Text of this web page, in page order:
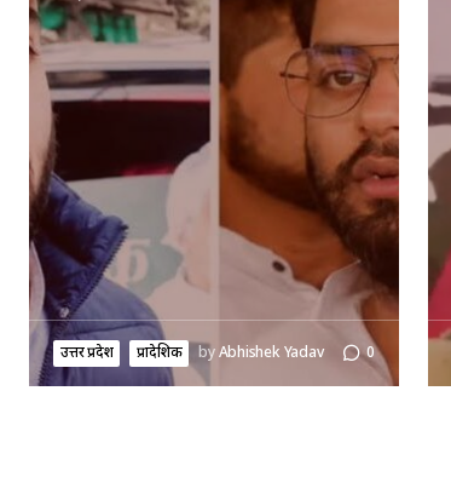
उत्तर प्रदेश प्रादेशिक byAbhishek Yadav 0